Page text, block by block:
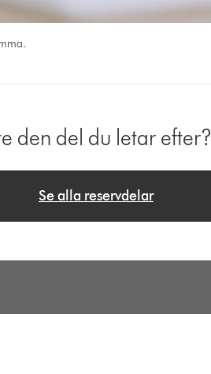
den del du letar efter?
Se alla reservdelar